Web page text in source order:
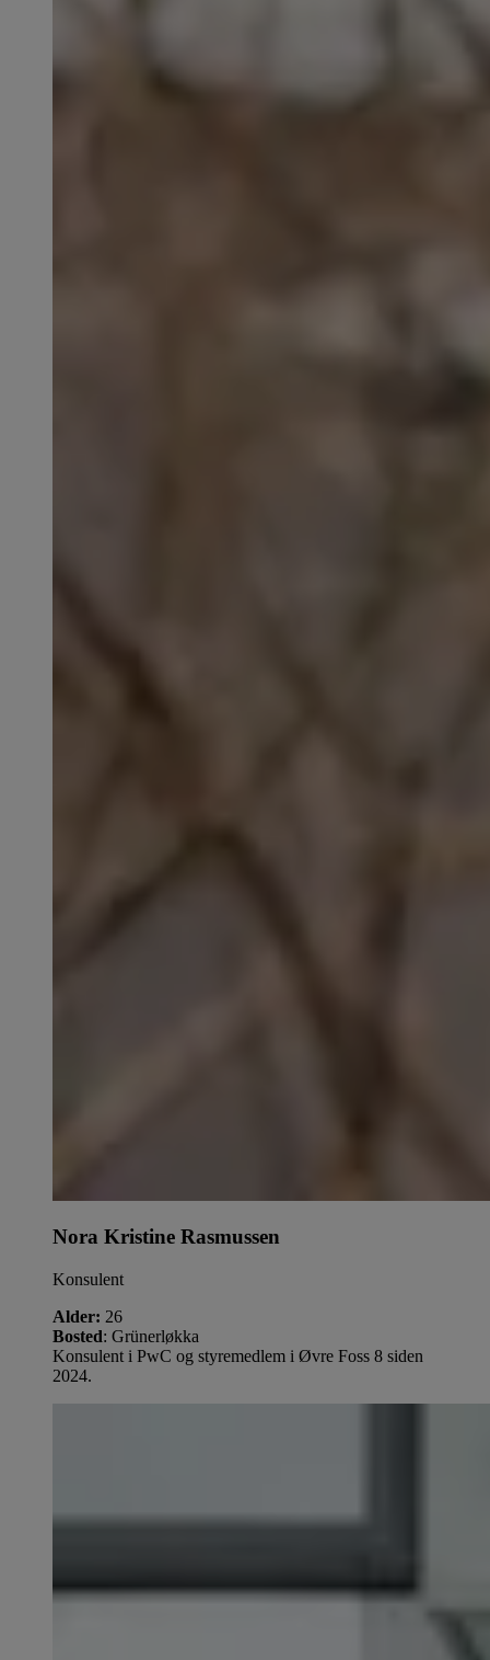
Nora Kristine Rasmussen
Konsulent
Alder: 26
Bosted: Grünerløkka
Konsulent i PwC og styremedlem i Øvre Foss 8 siden
2024.